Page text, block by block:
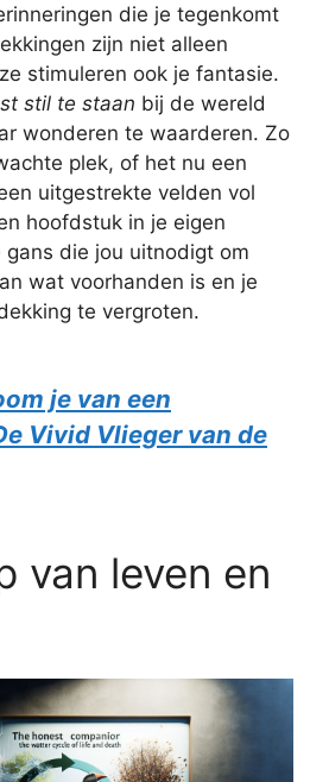
die je tegenkomt
zijn niet alleen
stimuleren ook je fantasie.
stil te staan bij de wereld
wonderen te waarderen. Zo
plek, of het nu een
uitgestrekte velden vol
hoofdstuk in je eigen
die jou uitnodigt om
wat voorhanden is en je
te vergroten.
je van een
Vivid Vlieger van de
van leven en